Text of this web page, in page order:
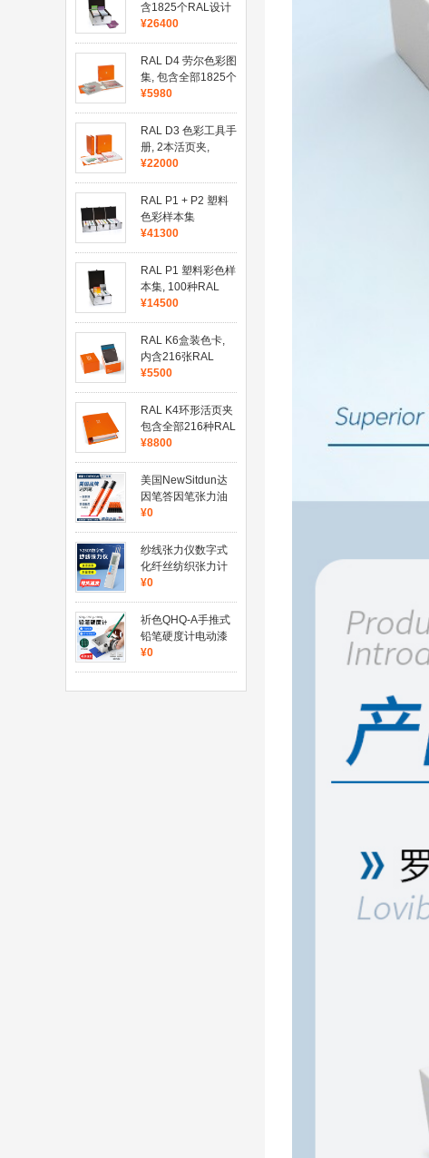
含1825个RAL设计
系统及彩色
¥26400
RAL D4 劳尔色彩图
集, 包含全部1825个
RAL设计系统及颜
色
¥5980
RAL D3 色彩工具手
册, 2本活页夹,
1825种颜色
¥22000
RAL P1 + P2 塑料
色彩样本集
¥41300
RAL P1 塑料彩色样
本集, 100种RAL
Classic颜色
¥14500
RAL K6盒装色卡,
内含216张RAL
CLASSIC单张纸张,
A6格式
¥5500
RAL K4环形活页夹
包含全部216种RAL
CLASSIC颜色
¥8800
美国NewSitdun达
因笔答因笔张力油
污测试达因值测试
笔电晕测试笔
¥0
纱线张力仪数字式
化纤丝纺织张力计
Y2301电子式加弹
机张力测试仪
¥0
祈色QHQ-A手推式
铅笔硬度计电动漆
膜硬度测试仪三合
一1000g油漆硬度
¥0